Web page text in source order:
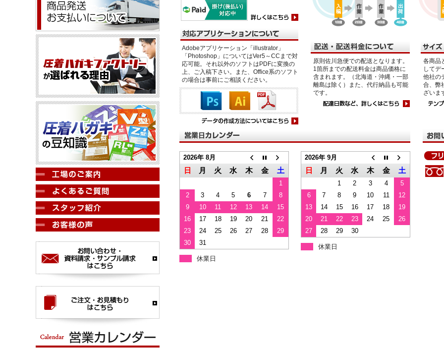
Adobeアプリケーション「illustrator」
「Photoshop」についてはVer5～CCまで対
応可能。それ以外のソフトはPDFに変換の
上、ご入稿下さい。また、Office系のソフト
の場合は事前にご相談ください。
原則佐川急便での配送となります。
1箇所までの配送料金は商品価格に
含まれます。（北海道・沖縄・一部
離島は除く）また、代行納品も可能
です。
各商品
してデ
他社の
合、弊
ざいま
2026年 8月
日 月 火 水 木 金 土
1
2
3 4 5 6 7
8
9
10 11 12 13 14
15
16
17 18 19 20 21
22
23
24 25 26 27 28
29
30
31
休業日
2026年 9月
日 月 火 水 木 金 土
1 2 3 4
5
6
7 8 9 10 11
12
13
14 15 16 17 18
19
20
21 22 23 24 25
26
27
28 29 30
休業日